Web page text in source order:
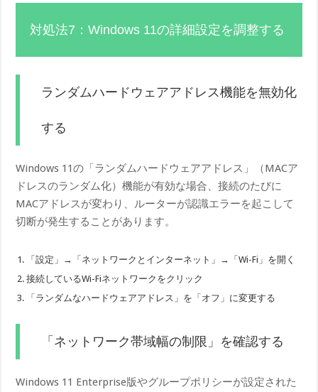
対処法7：Windows 11の詳細設定を調整する
ランダムハードウェアアドレス機能を無効化
する
Windows 11の「ランダムハードウェアアドレス」（MACア
ドレスのランダム化）機能が有効な場合、接続のたびに
MACアドレスが変わり、ルーターが認識エラーを起こして
切断が発生することがあります。
「設定」→「ネットワークとインターネット」→「Wi-Fi」を開く
接続しているWi-Fiネットワークをクリック
「ランダムなハードウェアアドレス」を「オフ」に変更する
「ネットワーク帯域幅の制限」を確認する
Windows 11 Enterprise版やグループポリシーが設定された